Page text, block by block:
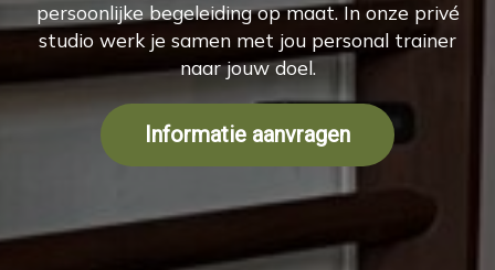
persoonlijke begeleiding op maat. In onze privé
studio werk je samen met jou personal trainer
naar jouw doel.
Informatie aanvragen